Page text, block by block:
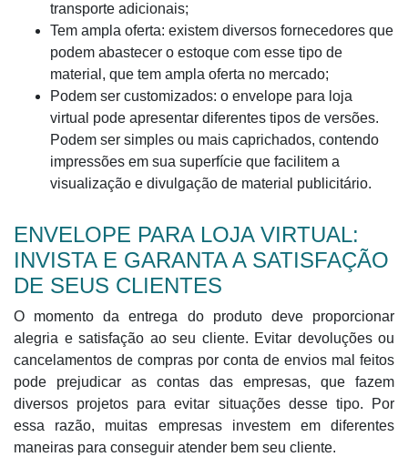
transporte adicionais;
Tem ampla oferta: existem diversos fornecedores que
podem abastecer o estoque com esse tipo de
material, que tem ampla oferta no mercado;
Podem ser customizados: o envelope para loja
virtual pode apresentar diferentes tipos de versões.
Podem ser simples ou mais caprichados, contendo
impressões em sua superfície que facilitem a
visualização e divulgação de material publicitário.
ENVELOPE PARA LOJA VIRTUAL:
INVISTA E GARANTA A SATISFAÇÃO
DE SEUS CLIENTES
O momento da entrega do produto deve proporcionar
alegria e satisfação ao seu cliente. Evitar devoluções ou
cancelamentos de compras por conta de envios mal feitos
pode prejudicar as contas das empresas, que fazem
diversos projetos para evitar situações desse tipo. Por
essa razão, muitas empresas investem em diferentes
maneiras para conseguir atender bem seu cliente.